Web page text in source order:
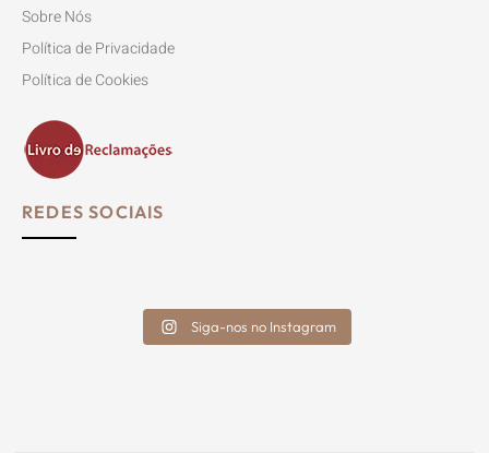
Vaso Esfera Gigante – Preto
810
€
Vela Aromatic Lounge
€